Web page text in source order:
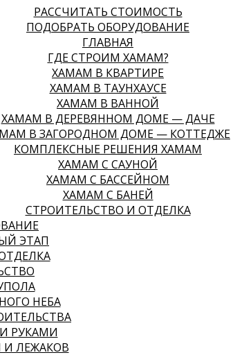
РАССЧИТАТЬ СТОИМОСТЬ
ПОДОБРАТЬ ОБОРУДОВАНИЕ
ГЛАВНАЯ
ГДЕ СТРОИМ ХАМАМ?
ХАМАМ В КВАРТИРЕ
ХАМАМ В ТАУНХАУСЕ
ХАМАМ В ВАННОЙ
ХАМАМ В ДЕРЕВЯННОМ ДОМЕ — ДАЧЕ
В ЗАГОРОДНОМ ДОМЕ — КОТТЕДЖЕ
КОМПЛЕКСНЫЕ РЕШЕНИЯ ХАМАМ
ХАМАМ С САУНОЙ
ХАМАМ С БАССЕЙНОМ
ХАМАМ С БАНЕЙ
СТРОИТЕЛЬСТВО И ОТДЕЛКА
ЭТАП
НЕБА
РУКАМИ
И ЛЕЖАКОВ